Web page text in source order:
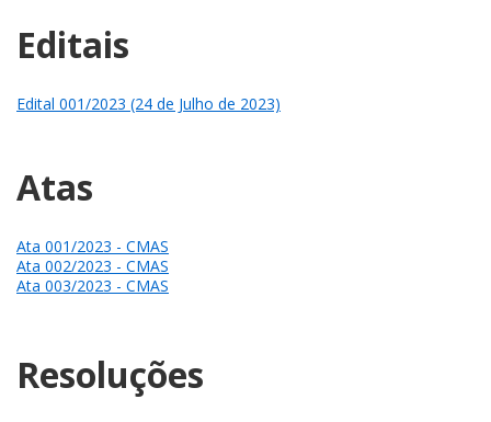
Editais
Edital 001/2023 (24 de Julho de 2023)
Atas
Ata 001/2023 - CMAS
Ata 002/2023 - CMAS
Ata 003/2023 - CMAS
Resoluções